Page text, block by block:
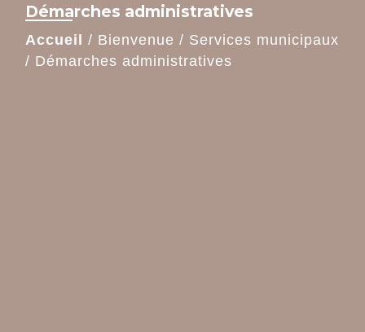
Démarches administratives
Accueil / Bienvenue / Services municipaux
/ Démarches administratives